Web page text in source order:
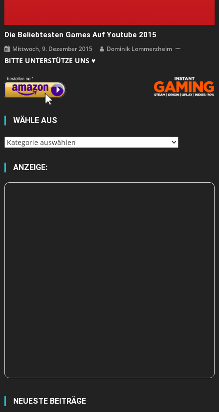
Die Beliebtesten Games Auf Youtube 2015
Mittwoch, 9. Dezember 2015 Dominik Lommerzheim
BITTE UNTERSTÜTZE UNS ♥
WÄHLE AUS
Wähle
ANZEIGE:
NEUESTE BEITRÄGE